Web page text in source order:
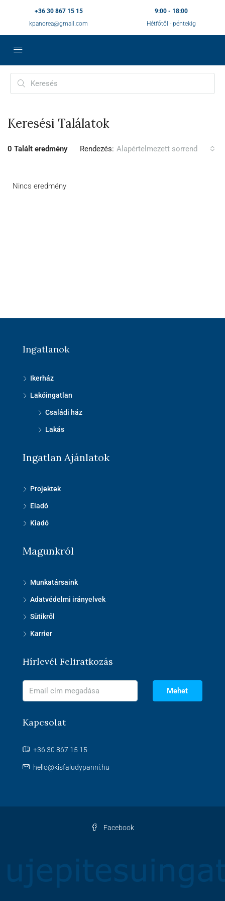
+36 30 867 15 15
kpanorea@gmail.com
9:00 - 18:00
Hétfőtől - péntekig
Keresési Találatok
0 Talált eredmény Rendezés: Alapértelmezett sorrend
Nincs eredmény
Ingatlanok
Ikerház
Lakóingatlan
Családi ház
Lakás
Ingatlan Ajánlatok
Projektek
Eladó
Kiadó
Magunkról
Munkatársaink
Adatvédelmi irányelvek
Sütikről
Karrier
Hírlevél Feliratkozás
Mehet
Kapcsolat
+36 30 867 15 15
hello@kisfaludypanni.hu
Facebook